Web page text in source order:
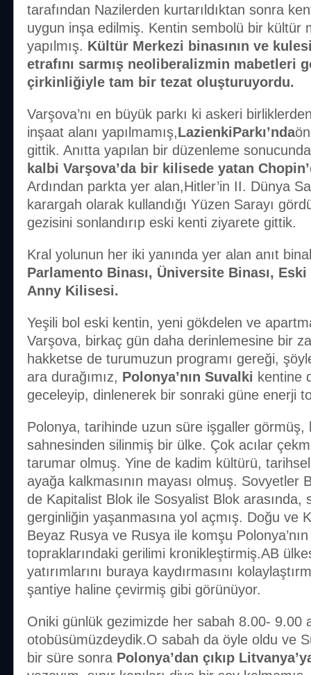
tarafından Nazilerden kurtarıldıktan sonra
uygun inşa edilmiş. Kentin sembolü bir kültür
yapılmış. Kültür Merkezi binasının ve
etrafını sarmış neoliberalizmin mabetleri
çirkinliğiyle tam bir tezat oluşturuyordu.
Varşova’nı en büyük parkı ki askeri
inşaat alanı yapılmamış,LazienkiParkı’nda
gittik. Anıtta yapılan bir düzenleme
kalbi Varşova’da bir kilisede yatan
Ardından parkta yer alan,Hitler’in II. Dünya
karargah olarak kullandığı Yüzen Sarayı
gezisini sonlandırıp eski kenti ziyarete gittik.
Kral yolunun her iki yanında yer alan anıt
Parlamento Binası, Üniversite Binası,
Anny Kilisesi.
Yeşili bol eski kentin, yeni gökdelen ve
Varşova, birkaç gün daha derinlemesine bir
hakketse de turumuzun programı gereği,
ara durağımız, Polonya’nın Suvalki kentine
geceleyip, dinlenerek bir sonraki güne enerji
Polonya, tarihinde uzun süre işgaller
sahnesinden silinmiş bir ülke. Çok acılar
tarumar olmuş. Yine de kadim kültürü,
ayağa kalkmasının mayası olmuş. Sovyetler
de Kapitalist Blok ile Sosyalist Blok arasında,
gerginliğin yaşanmasına yol açmış. Doğu ve
Beyaz Rusya ve Rusya ile komşu
topraklarındaki gerilimi kronikleştirmiş.AB
yatırımlarını buraya kaydırmasını
şantiye haline çevirmiş gibi görünüyor.
Oniki günlük gezimizde her sabah 8.00- 9.00
otobüsümüzdeydik.O sabah da öyle oldu ve
bir süre sonra Polonya’dan çıkıp